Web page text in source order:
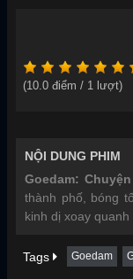
(10.0 điểm / 1 lượt)
NỘI DUNG PHIM
Goedam:
thành phố, bóng
kinh dị xoay
Tags Goedam